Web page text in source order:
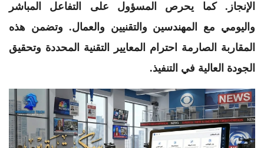
الإنجاز. كما يحرص المسؤول على التفاعل المباشر
واليومي مع المهندسين والتقنيين والعمال. وتضمن هذه
المقاربة الصارمة احترام المعايير التقنية المحددة وتحقيق
الجودة العالية في التنفيذ.